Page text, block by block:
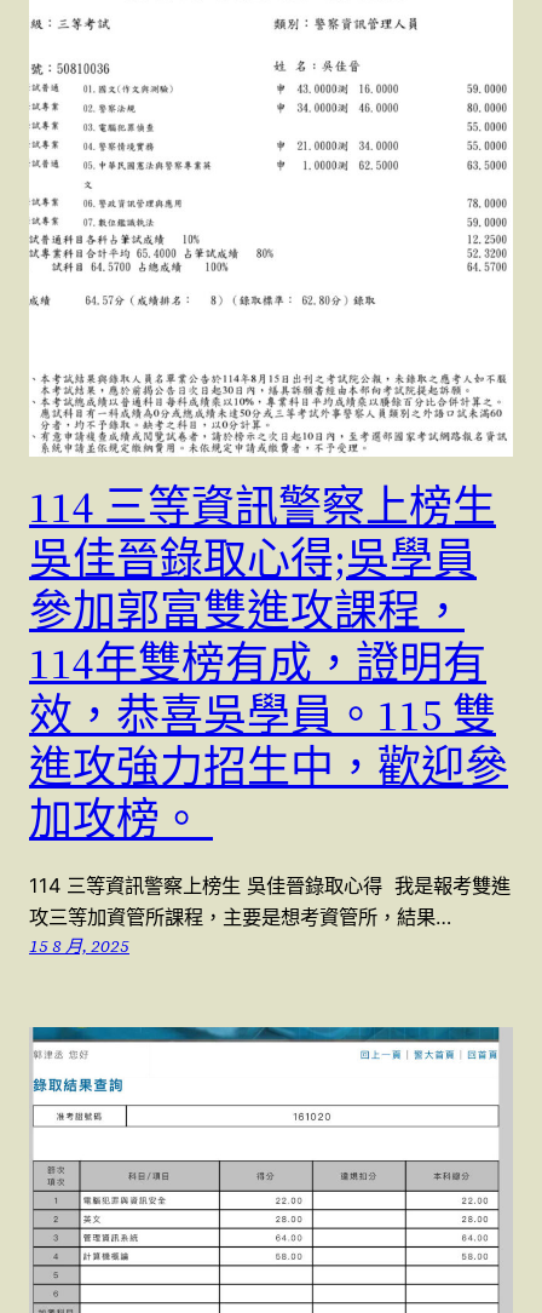
114 三等資訊警察上榜生
吳佳晉錄取心得;吳學員
參加郭富雙進攻課程，
114年雙榜有成，證明有
效，恭喜吳學員。115 雙
進攻強力招生中，歡迎參
加攻榜。
114 三等資訊警察上榜生 吳佳晉錄取心得 我是報考雙進
攻三等加資管所課程，主要是想考資管所，結果…
15 8 月, 2025